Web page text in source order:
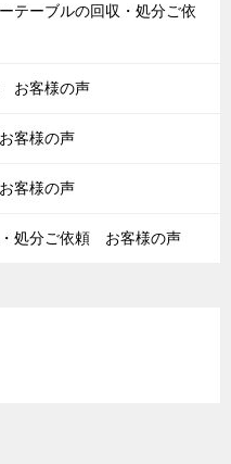
テーブルの回収・処分ご依
お客様の声
客様の声
客様の声
処分ご依頼 お客様の声